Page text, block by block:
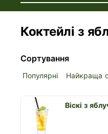
Коктейлі з
Сортування
Популярні Найкраща
Віскі з